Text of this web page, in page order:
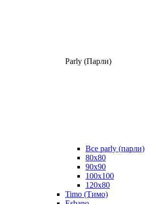
Parly (Парли)
Все parly (парли)
80x80
90x90
100x100
120x80
Timo (Тимо)